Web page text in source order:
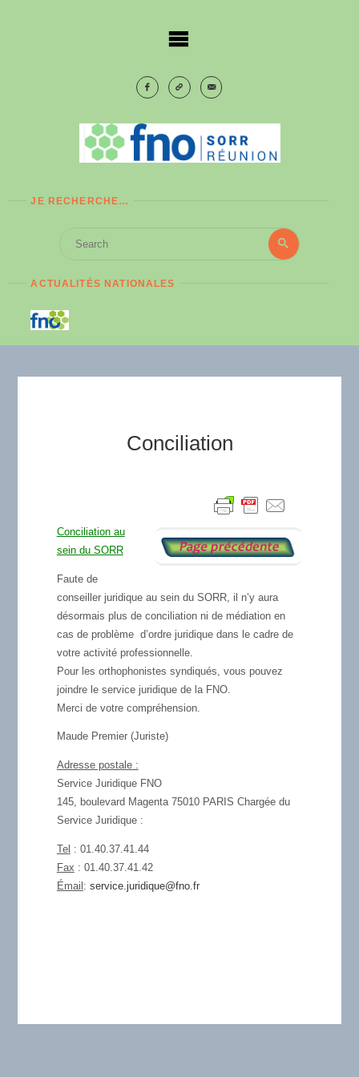
JE RECHERCHE…
Search
Search
ACTUALITÉS NATIONALES
Conciliation
Conciliation au
sein du SORR
Faute de
conseiller juridique au sein du SORR, il n’y aura
désormais plus de conciliation ni de médiation en
cas de problème d’ordre juridique dans le cadre de
votre activité professionnelle.
Pour les orthophonistes syndiqués, vous pouvez
joindre le service juridique de la FNO.
Merci de votre compréhension.
Maude Premier (Juriste)
Adresse postale :
Service Juridique FNO
145, boulevard Magenta 75010 PARIS Chargée du
Service Juridique :
Tel : 01.40.37.41.44
Fax : 01.40.37.41.42
Émail : service.juridique@fno.fr